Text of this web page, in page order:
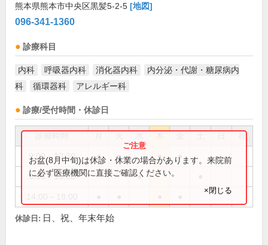
熊本県熊本市中央区黒髪5-2-5 [地図]
096-341-1360
診療科目
内科 呼吸器内科 消化器内科
内分泌・代謝・糖尿病内
科
循環器科 アレルギー科
診療/受付時間・休診日
祝
9:00～12:30 ● ● ● ●
9:00～13:00 ●
お盆(8月中旬)は休診・休業の場合があります。来院前
に必ず医療機関に直接ご確認ください。
×閉じる
休診日: 日、祝、年末年始